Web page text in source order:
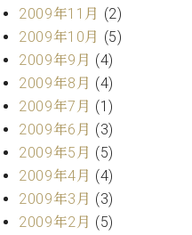
2009年11月 (2)
2009年10月 (5)
2009年9月 (4)
2009年8月 (4)
2009年7月 (1)
2009年6月 (3)
2009年5月 (5)
2009年4月 (4)
2009年3月 (3)
2009年2月 (5)